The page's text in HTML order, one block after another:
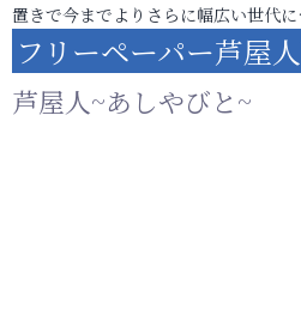
置きで今までよりさらに幅広い世代
フリーペーパー芦屋
芦屋人~あしやびと~